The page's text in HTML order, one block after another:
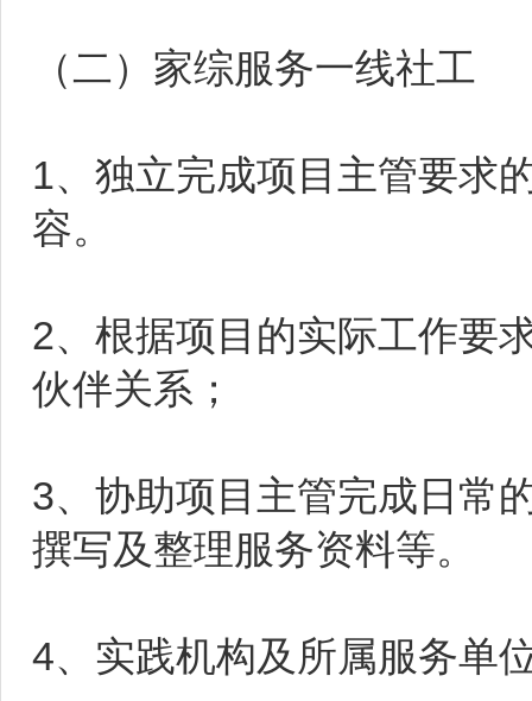
（二）家综服务一线社工
1、独立完成项目主管要求
容。
2、根据项目的实际工作要
伙伴关系；
3、协助项目主管完成日常
撰写及整理服务资料等。
4、实践机构及所属服务单